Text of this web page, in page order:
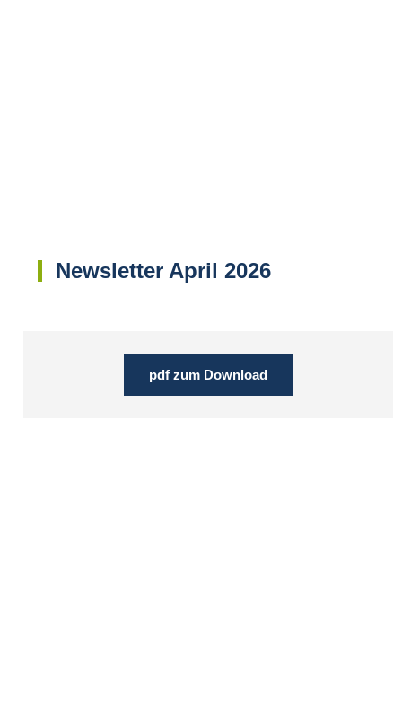
Newsletter April 2026
pdf zum Download